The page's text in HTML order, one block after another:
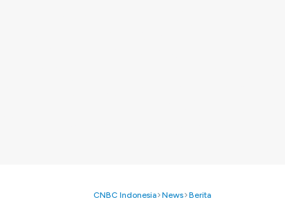
CNBC Indonesia News Berita